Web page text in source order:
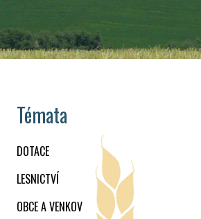
Témata
DOTACE
LESNICTVÍ
OBCE A VENKOV